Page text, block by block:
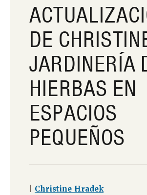
DE
JARDINERÍA
HIERBAS EN
ESPACIOS
PEQUEÑOS
Christine Hradek